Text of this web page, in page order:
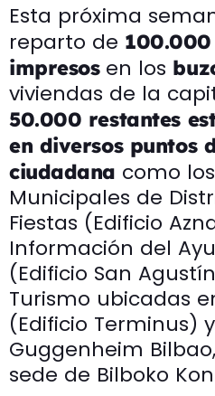
Esta próxima
reparto de 100.000
impresosen los
viviendas de la
50.000 restantes
en diversos puntos
ciudadana como
Municipales de
Fiestas (Edificio
Información del
(Edificio San
Turismo ubicadas
(Edificio Terminus)
Guggenheim
sede de Bilboko